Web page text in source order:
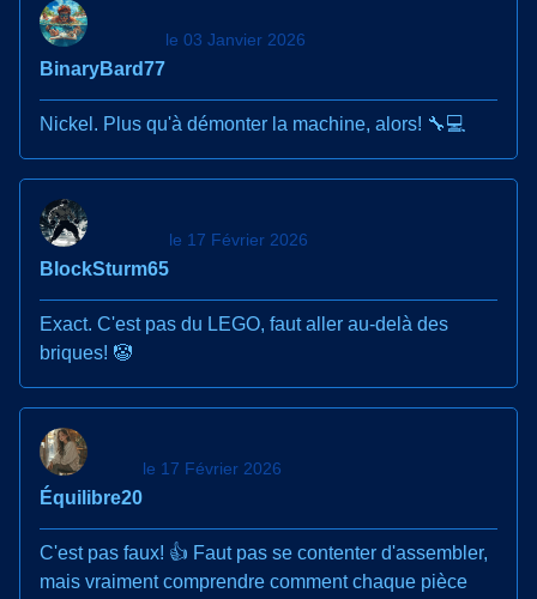
BinaryBard77
le 03 Janvier 2026
Nickel. Plus qu'à démonter la machine, alors! 🔧💻
BlockSturm65
le 17 Février 2026
Exact. C'est pas du LEGO, faut aller au-delà des
briques! 🤡
Équilibre20
le 17 Février 2026
C'est pas faux! 👍 Faut pas se contenter d'assembler,
mais vraiment comprendre comment chaque pièce